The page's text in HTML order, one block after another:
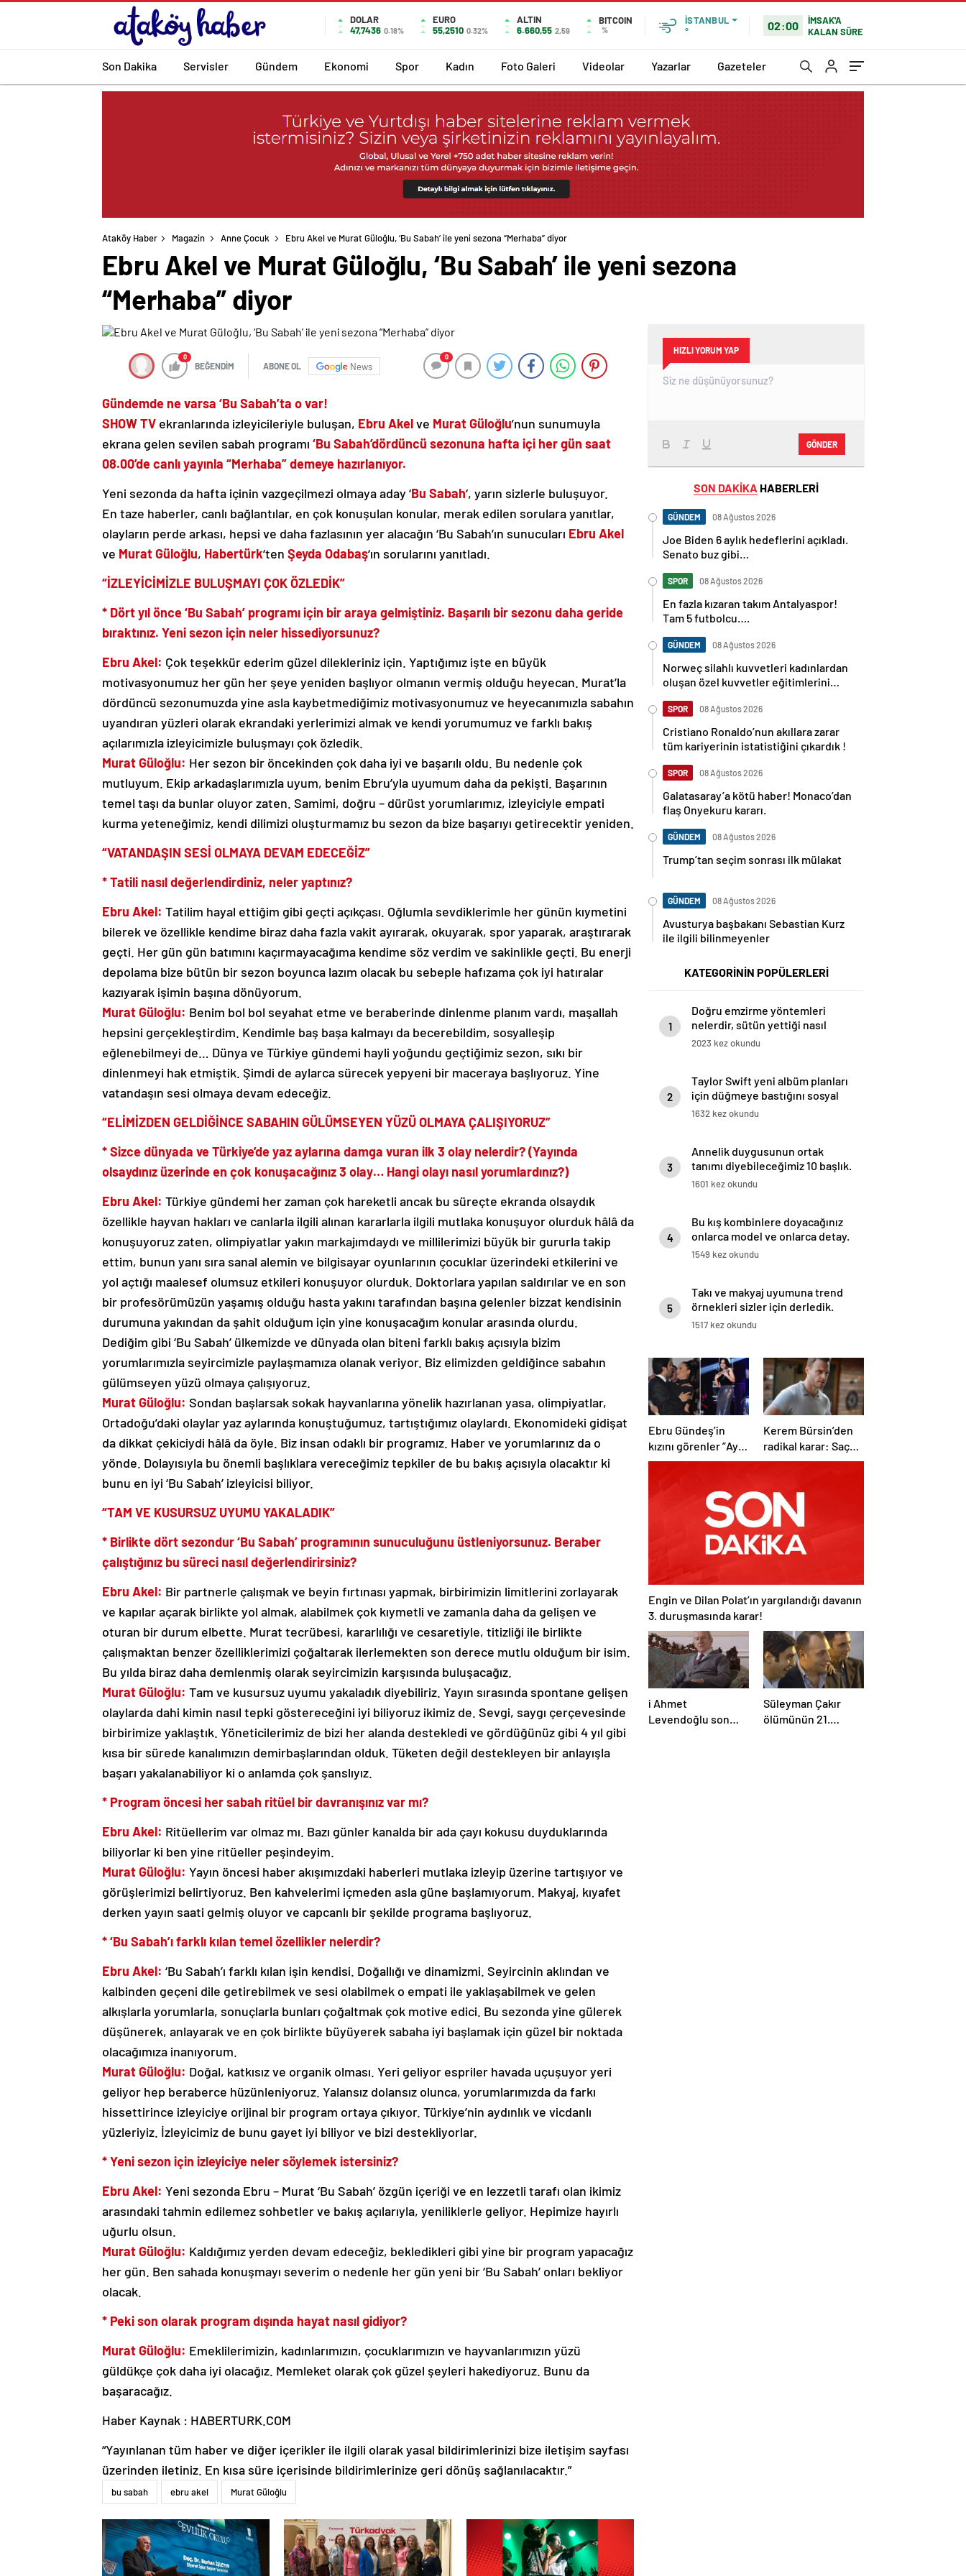
DOLAR
47,7436 0.18%
EURO
55,2510 0.32%
ALTIN
6.660,55 2,59
BITCOIN
%
İSTANBUL
°
02:00
İMSAK'A
KALAN SÜRE
Son Dakika Servisler Gündem Ekonomi Spor Kadın Foto Galeri Videolar Yazarlar Gazeteler
Ataköy Haber Magazin Anne Çocuk Ebru Akel ve Murat Güloğlu, ‘Bu Sabah’ ile yeni sezona “Merhaba” diyor
Ebru Akel ve Murat Güloğlu, ‘Bu Sabah’ ile yeni sezona
“Merhaba” diyor
0
BEĞENDİM ABONE OL News
0
Gündemde ne varsa ‘Bu Sabah’ta o var!
SHOW TV ekranlarında izleyicileriyle buluşan, Ebru Akelve Murat Güloğlu’nun sunumuyla
ekrana gelen sevilen sabah programı ‘Bu Sabah’dördüncü sezonuna hafta içi her gün saat
08.00’de canlı yayınla “Merhaba” demeye hazırlanıyor.
Yeni sezonda da hafta içinin vazgeçilmezi olmaya aday ‘Bu Sabah‘, yarın sizlerle buluşuyor.
En taze haberler, canlı bağlantılar, en çok konuşulan konular, merak edilen sorulara yanıtlar,
olayların perde arkası, hepsi ve daha fazlasının yer alacağın ‘Bu Sabah’ın sunucuları Ebru Akel
ve Murat Güloğlu, Habertürk‘ten Şeyda Odabaş‘ın sorularını yanıtladı.
“İZLEYİCİMİZLE BULUŞMAYI ÇOK ÖZLEDİK”
* Dört yıl önce ‘Bu Sabah’ programı için bir araya gelmiştiniz. Başarılı bir sezonu daha geride
bıraktınız. Yeni sezon için neler hissediyorsunuz?
Ebru Akel: Çok teşekkür ederim güzel dilekleriniz için. Yaptığımız işte en büyük
motivasyonumuz her gün her şeye yeniden başlıyor olmanın vermiş olduğu heyecan. Murat’la
dördüncü sezonumuzda yine asla kaybetmediğimiz motivasyonumuz ve heyecanımızla sabahın
uyandıran yüzleri olarak ekrandaki yerlerimizi almak ve kendi yorumumuz ve farklı bakış
açılarımızla izleyicimizle buluşmayı çok özledik.
Murat Güloğlu: Her sezon bir öncekinden çok daha iyi ve başarılı oldu. Bu nedenle çok
mutluyum. Ekip arkadaşlarımızla uyum, benim Ebru’yla uyumum daha da pekişti. Başarının
temel taşı da bunlar oluyor zaten. Samimi, doğru – dürüst yorumlarımız, izleyiciyle empati
kurma yeteneğimiz, kendi dilimizi oluşturmamız bu sezon da bize başarıyı getirecektir yeniden.
“VATANDAŞIN SESİ OLMAYA DEVAM EDECEĞİZ”
* Tatili nasıl değerlendirdiniz, neler yaptınız?
Ebru Akel: Tatilim hayal ettiğim gibi geçti açıkçası. Oğlumla sevdiklerimle her günün kıymetini
bilerek ve özellikle kendime biraz daha fazla vakit ayırarak, okuyarak, spor yaparak, araştırarak
geçti. Her gün gün batımını kaçırmayacağıma kendime söz verdim ve sakinlikle geçti. Bu enerji
depolama bize bütün bir sezon boyunca lazım olacak bu sebeple hafızama çok iyi hatıralar
kazıyarak işimin başına dönüyorum.
Murat Güloğlu: Benim bol bol seyahat etme ve beraberinde dinlenme planım vardı, maşallah
hepsini gerçekleştirdim. Kendimle baş başa kalmayı da becerebildim, sosyalleşip
eğlenebilmeyi de… Dünya ve Türkiye gündemi hayli yoğundu geçtiğimiz sezon, sıkı bir
dinlenmeyi hak etmiştik. Şimdi de aylarca sürecek yepyeni bir maceraya başlıyoruz. Yine
vatandaşın sesi olmaya devam edeceğiz.
“ELİMİZDEN GELDİĞİNCE SABAHIN GÜLÜMSEYEN YÜZÜ OLMAYA ÇALIŞIYORUZ”
* Sizce dünyada ve Türkiye’de yaz aylarına damga vuran ilk 3 olay nelerdir? (Yayında
olsaydınız üzerinde en çok konuşacağınız 3 olay… Hangi olayı nasıl yorumlardınız?)
Ebru Akel: Türkiye gündemi her zaman çok hareketli ancak bu süreçte ekranda olsaydık
özellikle hayvan hakları ve canlarla ilgili alınan kararlarla ilgili mutlaka konuşuyor olurduk hâlâ da
konuşuyoruz zaten, olimpiyatlar yakın markajımdaydı ve millilerimizi büyük bir gururla takip
ettim, bunun yanı sıra sanal alemin ve bilgisayar oyunlarının çocuklar üzerindeki etkilerini ve
yol açtığı maalesef olumsuz etkileri konuşuyor olurduk. Doktorlara yapılan saldırılar ve en son
bir profesörümüzün yaşamış olduğu hasta yakını tarafından başına gelenler bizzat kendisinin
durumuna yakından da şahit olduğum için yine konuşacağım konular arasında olurdu.
Dediğim gibi ‘Bu Sabah’ ülkemizde ve dünyada olan biteni farklı bakış açısıyla bizim
yorumlarımızla seyircimizle paylaşmamıza olanak veriyor. Biz elimizden geldiğince sabahın
gülümseyen yüzü olmaya çalışıyoruz.
Murat Güloğlu: Sondan başlarsak sokak hayvanlarına yönelik hazırlanan yasa, olimpiyatlar,
Ortadoğu’daki olaylar yaz aylarında konuştuğumuz, tartıştığımız olaylardı. Ekonomideki gidişat
da dikkat çekiciydi hâlâ da öyle. Biz insan odaklı bir programız. Haber ve yorumlarınız da o
yönde. Dolayısıyla bu önemli başlıklara vereceğimiz tepkiler de bu bakış açısıyla olacaktır ki
bunu en iyi ‘Bu Sabah’ izleyicisi biliyor.
“TAM VE KUSURSUZ UYUMU YAKALADIK”
* Birlikte dört sezondur ‘Bu Sabah’ programının sunuculuğunu üstleniyorsunuz. Beraber
çalıştığınız bu süreci nasıl değerlendirirsiniz?
Ebru Akel: Bir partnerle çalışmak ve beyin fırtınası yapmak, birbirimizin limitlerini zorlayarak
ve kapılar açarak birlikte yol almak, alabilmek çok kıymetli ve zamanla daha da gelişen ve
oturan bir durum elbette. Murat tecrübesi, kararlılığı ve cesaretiyle, titizliği ile birlikte
çalışmaktan benzer özelliklerimizi çoğaltarak ilerlemekten son derece mutlu olduğum bir isim.
Bu yılda biraz daha demlenmiş olarak seyircimizin karşısında buluşacağız.
Murat Güloğlu: Tam ve kusursuz uyumu yakaladık diyebiliriz. Yayın sırasında spontane gelişen
olaylarda dahi kimin nasıl tepki göstereceğini iyi biliyoruz ikimiz de. Sevgi, saygı çerçevesinde
birbirimize yaklaştık. Yöneticilerimiz de bizi her alanda destekledi ve gördüğünüz gibi 4 yıl gibi
kısa bir sürede kanalımızın demirbaşlarından olduk. Tüketen değil destekleyen bir anlayışla
başarı yakalanabiliyor ki o anlamda çok şanslıyız.
* Program öncesi her sabah ritüel bir davranışınız var mı?
Ebru Akel: Ritüellerim var olmaz mı. Bazı günler kanalda bir ada çayı kokusu duyduklarında
biliyorlar ki ben yine ritüeller peşindeyim.
Murat Güloğlu: Yayın öncesi haber akışımızdaki haberleri mutlaka izleyip üzerine tartışıyor ve
görüşlerimizi belirtiyoruz. Ben kahvelerimi içmeden asla güne başlamıyorum. Makyaj, kıyafet
derken yayın saati gelmiş oluyor ve capcanlı bir şekilde programa başlıyoruz.
* ‘Bu Sabah’ı farklı kılan temel özellikler nelerdir?
Ebru Akel: ‘Bu Sabah’ı farklı kılan işin kendisi. Doğallığı ve dinamizmi. Seyircinin aklından ve
kalbinden geçeni dile getirebilmek ve sesi olabilmek o empati ile yaklaşabilmek ve gelen
alkışlarla yorumlarla, sonuçlarla bunları çoğaltmak çok motive edici. Bu sezonda yine gülerek
düşünerek, anlayarak ve en çok birlikte büyüyerek sabaha iyi başlamak için güzel bir noktada
olacağımıza inanıyorum.
Murat Güloğlu: Doğal, katkısız ve organik olması. Yeri geliyor espriler havada uçuşuyor yeri
geliyor hep beraberce hüzünleniyoruz. Yalansız dolansız olunca, yorumlarımızda da farkı
hissettirince izleyiciye orijinal bir program ortaya çıkıyor. Türkiye’nin aydınlık ve vicdanlı
yüzleriyiz. İzleyicimiz de bunu gayet iyi biliyor ve bizi destekliyorlar.
* Yeni sezon için izleyiciye neler söylemek istersiniz?
Ebru Akel: Yeni sezonda Ebru – Murat ‘Bu Sabah’ özgün içeriği ve en lezzetli tarafı olan ikimiz
arasındaki tahmin edilemez sohbetler ve bakış açılarıyla, yeniliklerle geliyor. Hepimize hayırlı
uğurlu olsun.
Murat Güloğlu: Kaldığımız yerden devam edeceğiz, bekledikleri gibi yine bir program yapacağız
her gün. Ben sahada konuşmayı severim o nedenle her gün yeni bir ‘Bu Sabah’ onları bekliyor
olacak.
* Peki son olarak program dışında hayat nasıl gidiyor?
Murat Güloğlu: Emeklilerimizin, kadınlarımızın, çocuklarımızın ve hayvanlarımızın yüzü
güldükçe çok daha iyi olacağız. Memleket olarak çok güzel şeyleri hakediyoruz. Bunu da
başaracağız.
Haber Kaynak : HABERTURK.COM
“Yayınlanan tüm haber ve diğer içerikler ile ilgili olarak yasal bildirimlerinizi bize iletişim sayfası
üzerinden iletiniz. En kısa süre içerisinde bildirimlerinize geri dönüş sağlanılacaktır.”
bu sabah ebru akel Murat Güloğlu
HIZLI YORUM YAP
GÖNDER
SON DAKİKA HABERLERİ
GÜNDEM 08 Ağustos 2026
Joe Biden 6 aylık hedeflerini açıkladı.
Senato buz gibi…
SPOR 08 Ağustos 2026
En fazla kızaran takım Antalyaspor!
Tam 5 futbolcu….
GÜNDEM 08 Ağustos 2026
Norweç silahlı kuvvetleri kadınlardan
oluşan özel kuvvetler eğitimlerini
SPOR 08 Ağustos 2026
Cristiano Ronaldo’nun akıllara zarar
tüm kariyerinin istatistiğini çıkardık !
SPOR 08 Ağustos 2026
Galatasaray’a kötü haber! Monaco’dan
flaş Onyekuru kararı.
GÜNDEM 08 Ağustos 2026
Trump’tan seçim sonrası ilk mülakat
GÜNDEM 08 Ağustos 2026
Avusturya başbakanı Sebastian Kurz
ile ilgili bilinmeyenler
KATEGORİNİN POPÜLERLERİ
1
Doğru emzirme yöntemleri
nelerdir, sütün yettiği nasıl
anlaşılır?
2023 kez okundu
2
Taylor Swift yeni albüm planları
için düğmeye bastığını sosyal
medyadan duyurdu!
1632 kez okundu
3
Annelik duygusunun ortak
tanımı diyebileceğimiz 10 başlık.
1601 kez okundu
4
Bu kış kombinlere doyacağınız
onlarca model ve onlarca detay.
1549 kez okundu
5
Takı ve makyaj uyumuna trend
örnekleri sizler için derledik.
1517 kez okundu
Ebru Gündeş’in
kızını görenler ”Aynı
Reza Zarrab”
Kerem Bürsin’den
radikal karar: Saç
ektirtti!
Engin ve Dilan Polat’ın yargılandığı davanın
3. duruşmasında karar!
i Ahmet
Levendoğlu son
Süleyman Çakır
ölümünün 21.